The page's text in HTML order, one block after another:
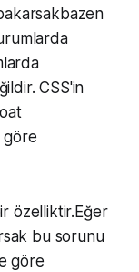
CSS'in
göre
özelliktir.Eğer
bu sorunu
göre